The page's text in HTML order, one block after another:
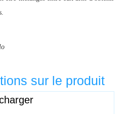
sur le produit